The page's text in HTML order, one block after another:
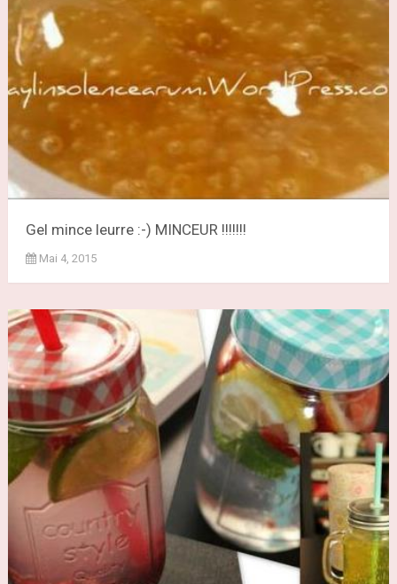
Gel mince leurre :-) MINCEUR !!!!!!!
Mai 4, 2015